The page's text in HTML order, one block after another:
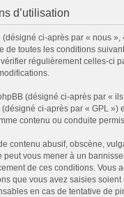
d’utilisation
ci-après par « nous
de toutes les conditions
régulièrement celles-ci
(désigné ci-après par «
(désigné ci-après par « GPL »)
contenu ou conduite
contenu abusif, obscène,
vous mener à un
de ces conditions. Vous
que vous avez saisies
en cas de tentative de